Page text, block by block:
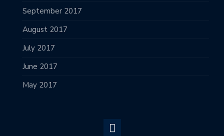
September 2017
August 2017
July 2017
June 2017
May 2017